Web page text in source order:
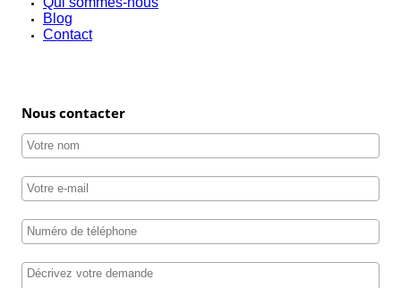
Blog
Contact
Nous contacter